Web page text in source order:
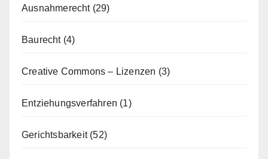
Ausnahmerecht(29)
Baurecht(4)
Creative Commons – Lizenzen (3)
Entziehungsverfahren (1)
Gerichtsbarkeit(52)